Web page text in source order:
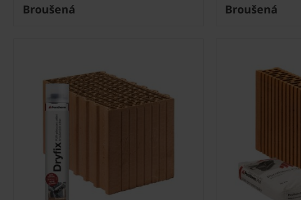
Broušená
Broušená